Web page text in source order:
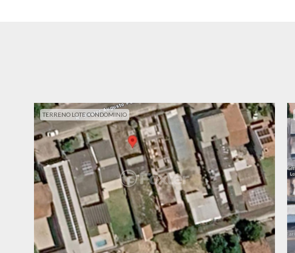
TERRENO LOTE CONDOMINIO